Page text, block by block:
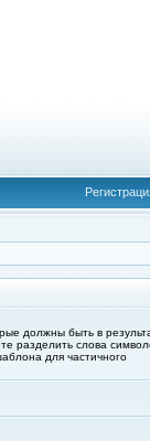
должны быть в
разделить слова
для частичного